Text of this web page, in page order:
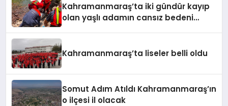
Kahramanmaraş’ta iki gündür kayıp
olan yaşlı adamın cansız bedeni
Kahramanmaraş’ta liseler belli oldu
Somut Adım Atıldı Kahramanmaraş’ın
o ilçesi il olacak